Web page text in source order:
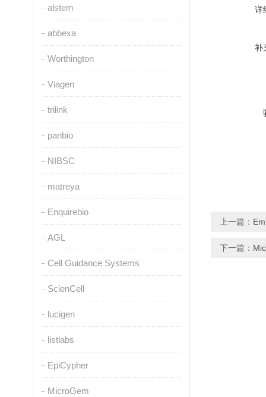
alstem
abbexa
Worthington
Viagen
trilink
panbio
NIBSC
matreya
Enquirebio
AGL
Cell Guidance Systems
ScienCell
lucigen
listlabs
EpiCypher
MicroGem
详
补
上一篇：
下一篇：